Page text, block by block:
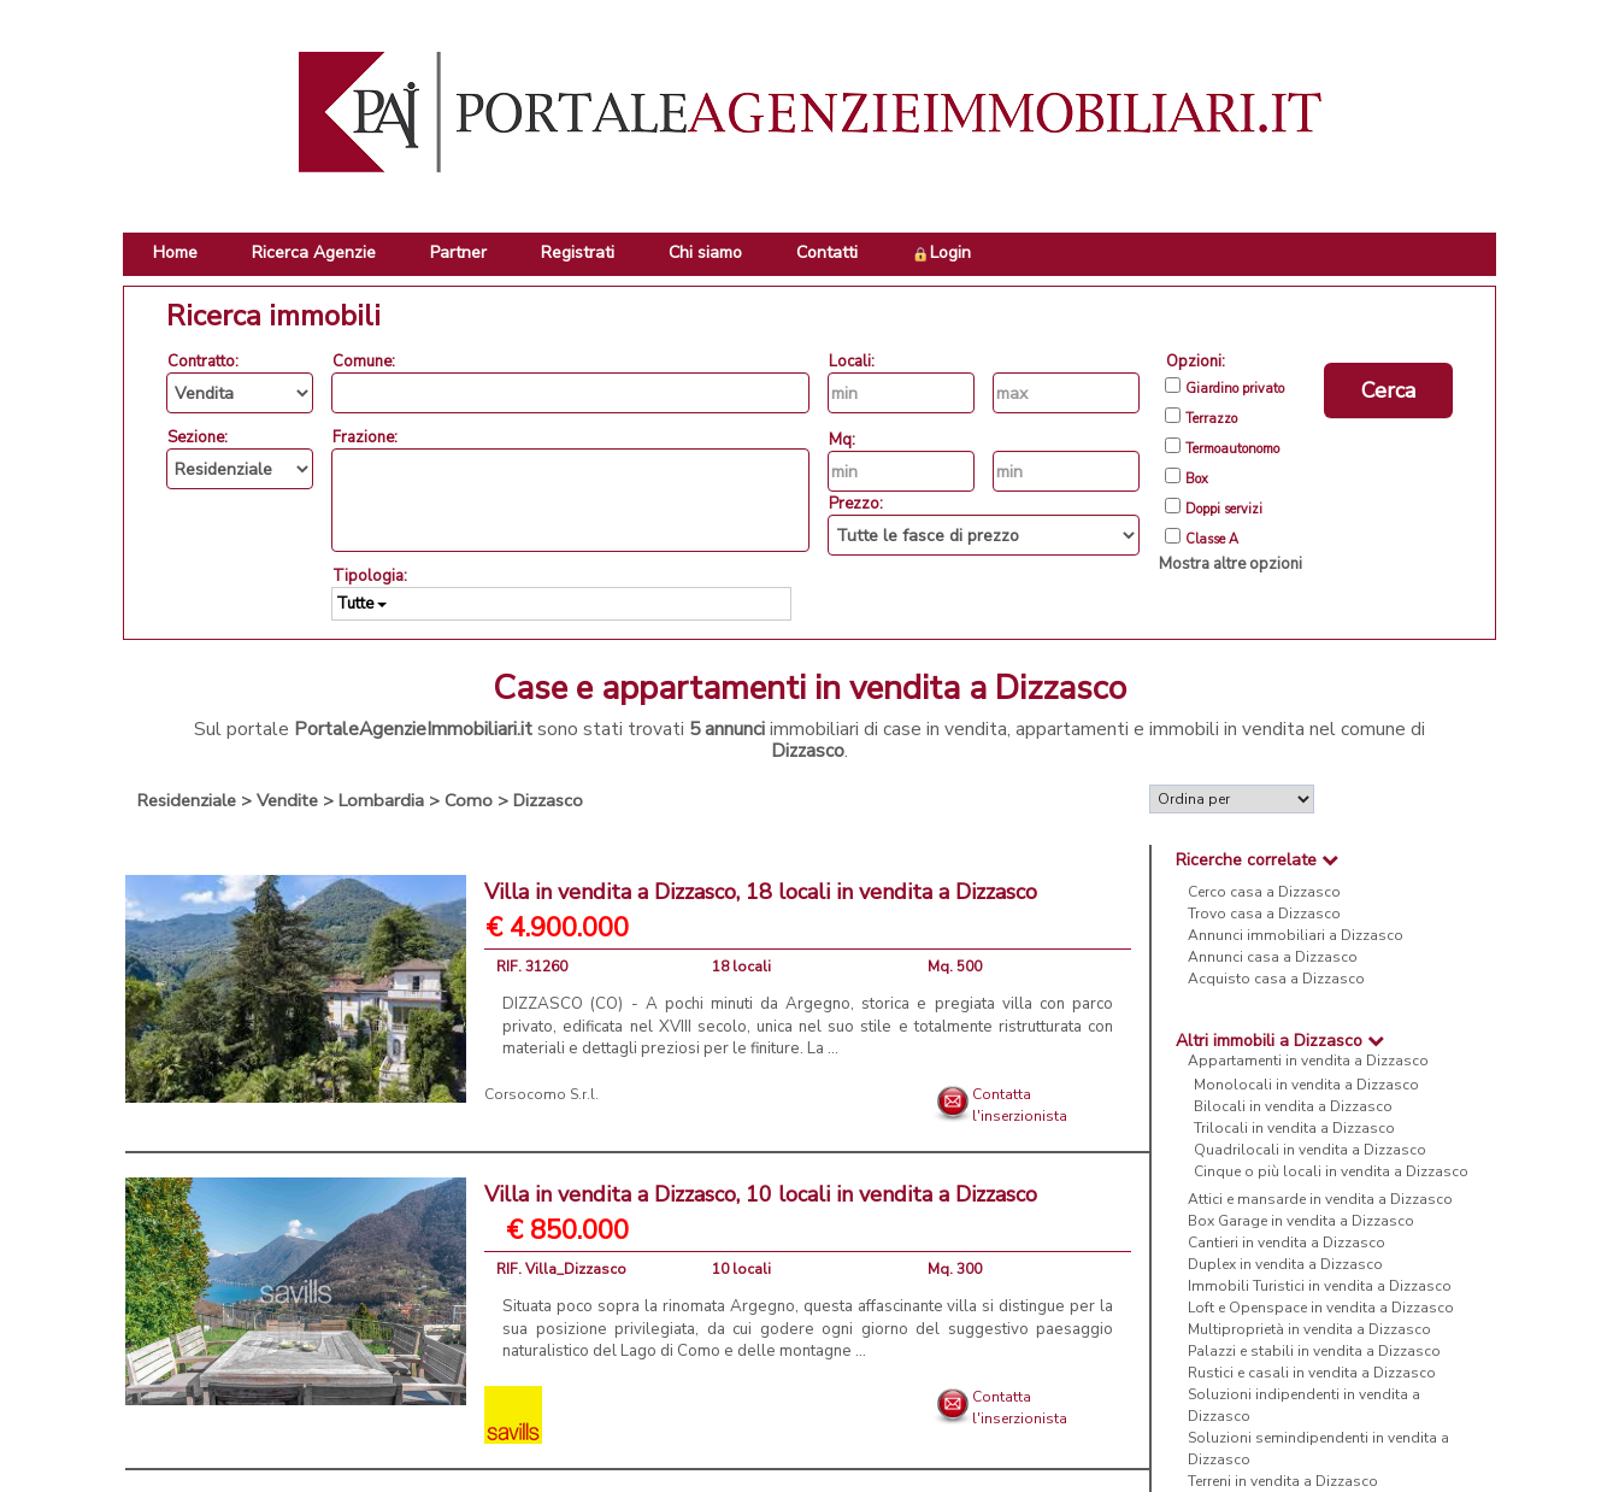
Home Ricerca Agenzie Partner Registrati Chi siamo Contatti Login
Ricerca immobili
Contratto:
Sezione:
Comune:
Frazione:
Tipologia:
Tutte
Locali:
Mq:
Prezzo:
Opzioni:
Giardino privato
Terrazzo
Termoautonomo
Box
Doppi servizi
Classe A
Mostra altre opzioni
Cerca
Case e appartamenti in vendita a Dizzasco
Sul portale PortaleAgenzieImmobiliari.itsono stati trovati 5 annunciimmobiliari di case in vendita, appartamenti e immobili in vendita nel comune di
Dizzasco.
Residenziale > Vendite > Lombardia > Como > Dizzasco
Villa in vendita a Dizzasco, 18 locali in vendita a Dizzasco
€ 4.900.000
RIF. 31260 18 locali Mq. 500
DIZZASCO (CO) - A pochi minuti da Argegno, storica e pregiata villa con parco
privato, edificata nel XVIII secolo, unica nel suo stile e totalmente ristrutturata con
materiali e dettagli preziosi per le finiture. La ...
Corsocomo S.r.l.
Contatta
l'inserzionista
Villa in vendita a Dizzasco, 10 locali in vendita a Dizzasco
€ 850.000
RIF. Villa_Dizzasco 10 locali Mq. 300
Situata poco sopra la rinomata Argegno, questa affascinante villa si distingue per la
sua posizione privilegiata, da cui godere ogni giorno del suggestivo paesaggio
naturalistico del Lago di Como e delle montagne ...
Contatta
l'inserzionista
Ricerche correlate
Cerco casa a Dizzasco
Trovo casa a Dizzasco
Annunci immobiliari a Dizzasco
Annunci casa a Dizzasco
Acquisto casa a Dizzasco
Altri immobili a Dizzasco
Appartamenti in vendita a Dizzasco
Monolocali in vendita a Dizzasco
Bilocali in vendita a Dizzasco
Trilocali in vendita a Dizzasco
Quadrilocali in vendita a Dizzasco
Cinque o più locali in vendita a Dizzasco
Attici e mansarde in vendita a Dizzasco
Box Garage in vendita a Dizzasco
Cantieri in vendita a Dizzasco
Duplex in vendita a Dizzasco
Immobili Turistici in vendita a Dizzasco
Loft e Openspace in vendita a Dizzasco
Multiproprietà in vendita a Dizzasco
Palazzi e stabili in vendita a Dizzasco
Rustici e casali in vendita a Dizzasco
Soluzioni indipendenti in vendita a
Dizzasco
Soluzioni semindipendenti in vendita a
Dizzasco
Terreni in vendita a Dizzasco